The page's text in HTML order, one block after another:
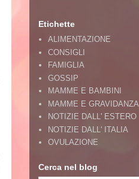
Etichette
ALIMENTAZIONE
CONSIGLI
FAMIGLIA
GOSSIP
MAMME E BAMBINI
MAMME E GRAVIDANZA
NOTIZIE DALL' ESTERO
NOTIZIE DALL' ITALIA
OVULAZIONE
Cerca nel blog